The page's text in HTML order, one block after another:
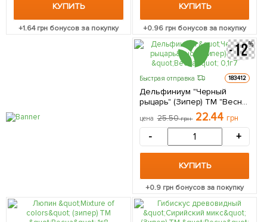
КУПИТЬ
+1.64грн бонусов за покупку
КУПИТЬ
+0.96грн бонусов за покупку
Быстрая отправка 183412
Дельфиниум "Черный
рыцарь" (Зипер) ТМ "Весна"
цена 25.50грн 22.44 грн
- +
КУПИТЬ
+0.9грн бонусов за покупку